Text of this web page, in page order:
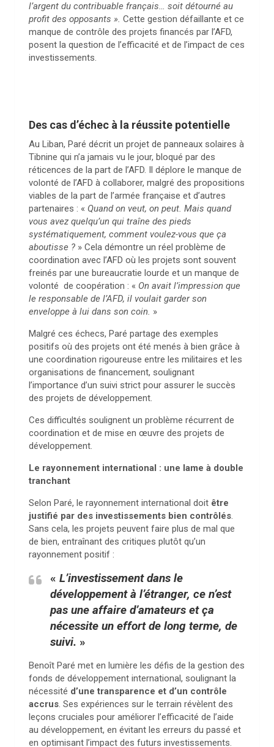
l’argent du contribuable français… soit détourné au
profit des opposants ». Cette gestion défaillante et ce
manque de contrôle des projets financés par l’AFD,
posent la question de l’efficacité et de l’impact de ces
investissements.
Des cas d’échec à la réussite potentielle
Au Liban, Paré décrit un projet de panneaux solaires à
Tibnine qui n’a jamais vu le jour, bloqué par des
réticences de la part de l’AFD. Il déplore le manque de
volonté de l’AFD à collaborer, malgré des propositions
viables de la part de l’armée française et d’autres
partenaires : « Quand on veut, on peut. Mais quand
vous avez quelqu’un qui traîne des pieds
systématiquement, comment voulez-vous que ça
aboutisse ? » Cela démontre un réel problème de
coordination avec l’AFD où les projets sont souvent
freinés par une bureaucratie lourde et un manque de
volonté de coopération : « On avait l’impression que
le responsable de l’AFD, il voulait garder son
enveloppe à lui dans son coin. »
Malgré ces échecs, Paré partage des exemples
positifs où des projets ont été menés à bien grâce à
une coordination rigoureuse entre les militaires et les
organisations de financement, soulignant
l’importance d’un suivi strict pour assurer le succès
des projets de développement.
Ces difficultés soulignent un problème récurrent de
coordination et de mise en œuvre des projets de
développement.
Le rayonnement international : une lame à double
tranchant
Selon Paré, le rayonnement international doit être
justifié par des investissements bien contrôlés.
Sans cela, les projets peuvent faire plus de mal que
de bien, entraînant des critiques plutôt qu’un
rayonnement positif :
« L’investissement dans le
développement à l’étranger, ce n’est
pas une affaire d’amateurs et ça
nécessite un effort de long terme, de
suivi. »
Benoît Paré met en lumière les défis de la gestion des
fonds de développement international, soulignant la
nécessité d’une transparence et d’un contrôle
accrus. Ses expériences sur le terrain révèlent des
leçons cruciales pour améliorer l’efficacité de l’aide
au développement, en évitant les erreurs du passé et
en optimisant l’impact des futurs investissements.